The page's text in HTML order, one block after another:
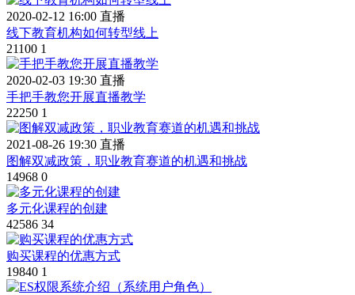
2020-02-12 16:00 直播
线下教育机构如何转型线上
21100 1
2020-02-03 19:30 直播
手把手教您开展直播教学
22250 1
2021-08-26 19:30 直播
图解双减政策，职业教育赛道的机遇和挑战
14968 0
多元化课程的创建
42586 34
购买课程的优惠方式
19840 1